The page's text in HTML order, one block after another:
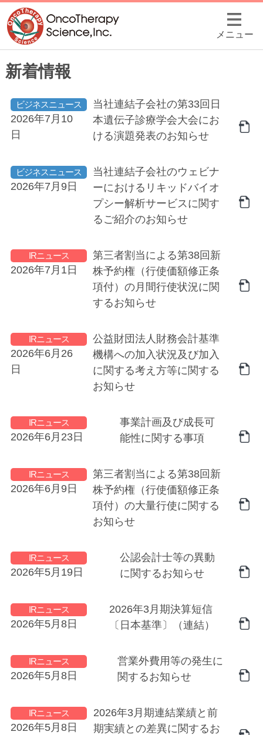
メニュー
新着情報
ビジネスニュース
2026年7月10
日
当社連結子会社の第33回日
本遺伝子診療学会大会にお
ける演題発表のお知らせ
ビジネスニュース
2026年7月9日
当社連結子会社のウェビナ
ーにおけるリキッドバイオ
プシー解析サービスに関す
るご紹介のお知らせ
IRニュース
2026年7月1日
第三者割当による第38回新
株予約権（行使価額修正条
項付）の月間行使状況に関
するお知らせ
IRニュース
2026年6月26
日
公益財団法人財務会計基準
機構への加入状況及び加入
に関する考え方等に関する
お知らせ
IRニュース
2026年6月23日
事業計画及び成⻑可
能性に関する事項
IRニュース
2026年6月9日
第三者割当による第38回新
株予約権（行使価額修正条
項付）の大量行使に関する
お知らせ
IRニュース
2026年5月19日
公認会計士等の異動
に関するお知らせ
IRニュース
2026年5月8日
2026年3月期決算短信
〔日本基準〕（連結）
IRニュース
2026年5月8日
営業外費用等の発生に
関するお知らせ
IRニュース
2026年5月8日
2026年3月期連結業績と前
期実績との差異に関するお